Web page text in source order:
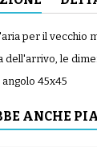
per il vecchio
dell'arrivo, le
angolo 45x45
ANCHE